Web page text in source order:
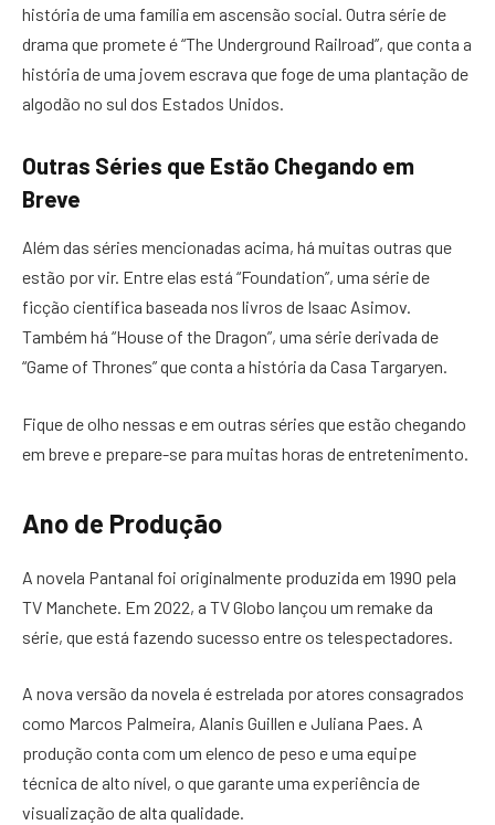
história de uma família em ascensão social. Outra série de
drama que promete é “The Underground Railroad”, que conta a
história de uma jovem escrava que foge de uma plantação de
algodão no sul dos Estados Unidos.
Outras Séries que Estão Chegando em
Breve
Além das séries mencionadas acima, há muitas outras que
estão por vir. Entre elas está “Foundation”, uma série de
ficção científica baseada nos livros de Isaac Asimov.
Também há “House of the Dragon”, uma série derivada de
“Game of Thrones” que conta a história da Casa Targaryen.
Fique de olho nessas e em outras séries que estão chegando
em breve e prepare-se para muitas horas de entretenimento.
Ano de Produção
A novela Pantanal foi originalmente produzida em 1990 pela
TV Manchete. Em 2022, a TV Globo lançou um remake da
série, que está fazendo sucesso entre os telespectadores.
A nova versão da novela é estrelada por atores consagrados
como Marcos Palmeira, Alanis Guillen e Juliana Paes. A
produção conta com um elenco de peso e uma equipe
técnica de alto nível, o que garante uma experiência de
visualização de alta qualidade.